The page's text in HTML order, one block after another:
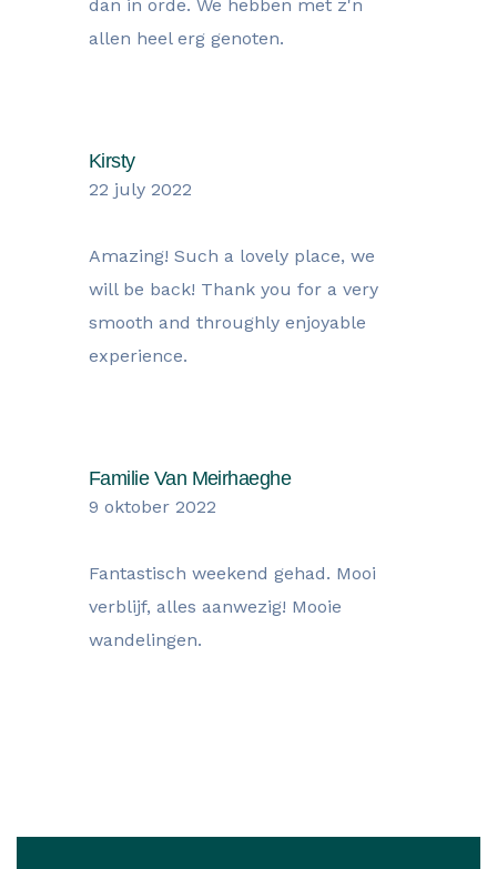
dan in orde. We hebben met z'n
allen heel erg genoten.
Kirsty
22 july 2022
Amazing! Such a lovely place, we
will be back! Thank you for a very
smooth and throughly enjoyable
experience.
Familie Van Meirhaeghe
9 oktober 2022
Fantastisch weekend gehad. Mooi
verblijf, alles aanwezig! Mooie
wandelingen.